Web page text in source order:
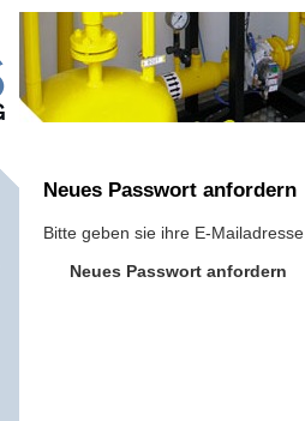
Neues Passwort anfordern
Bitte geben sie ihre E-
Neues Passwort anfordern